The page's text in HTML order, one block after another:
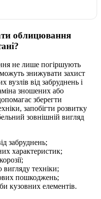
облицювання
не лише погіршують
знижувати захист
вузлів від забруднень і
зношених або
зберегти
запобігти розвитку
зовнішній вигляд
забруднень;
характеристик;
вигляду техніки;
пошкоджень;
кузовних елементів.